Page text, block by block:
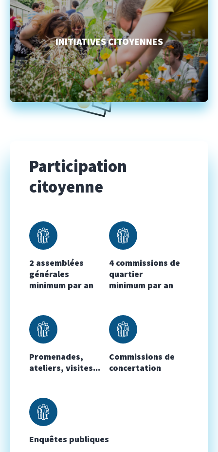
INITIATIVES CITOYENNES
Participation
citoyenne
2 assemblées
générales
minimum par an
4 commissions de
quartier
minimum par an
Promenades,
ateliers, visites...
Commissions de
concertation
Enquêtes publiques